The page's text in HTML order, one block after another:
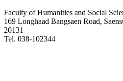
Faculty of Humanities and Social
169 Longhaad Bangsaen Road,
20131
Tel. 038-102344